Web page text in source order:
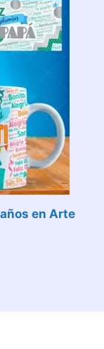
en Arte